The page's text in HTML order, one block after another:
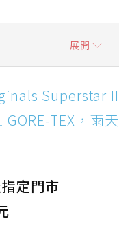
展開
Superstar II
TEX，雨天街
Hierro v9 GORE-
GORE-TEX：
，雨天穿搭帥度不
Superstar II
TEX，雨天
定門市